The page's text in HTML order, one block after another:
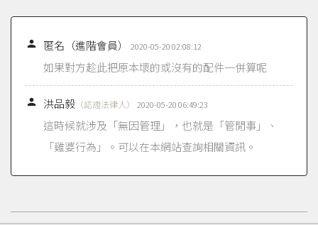
 匿名（進階會員） 2020-05-20 02:08:12
如果對方趁此把原本壞的或沒有的配件一併算呢
 洪品毅 （認證法律人） 2020-05-20 06:49:23
這時候就涉及「無因管理」，也就是「管閒事」、
「雞婆行為」。可以在本網站查詢相關資訊。